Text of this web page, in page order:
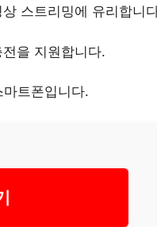
스트리밍에 유리합니
을 지원합니다.
트폰입니다.